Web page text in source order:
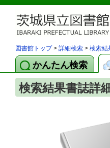
図書館トップ> 詳細検索 > 検索結
かんたん検索
検索結果書誌詳